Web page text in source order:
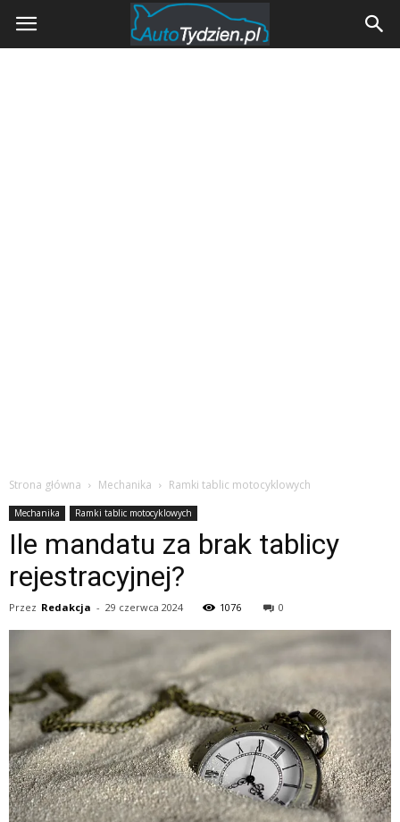
AutoTydzien.pl
Strona główna Mechanika Ramki tablic motocyklowych
Mechanika Ramki tablic motocyklowych
Ile mandatu za brak tablicy
rejestracyjnej?
Przez Redakcja - 29 czerwca 2024 1076 0